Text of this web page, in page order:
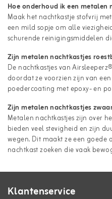
Hoe onderhoud ik een metalen
Maak het nachtkastje stofvrij
een mild sopje om alle
schurende reinigingsmiddelen
Zijn metalen nachtkastjes
De nachtkastjes van
doordat ze voorzien zijn van
poedercoating met epoxy- en
Zijn metalen nachtkastjes
Metalen nachtkastjes zijn over
bieden veel stevigheid en zijn
wegen. Dit maakt ze een goede
nachtkast zoeken die vaak
Klantenservice